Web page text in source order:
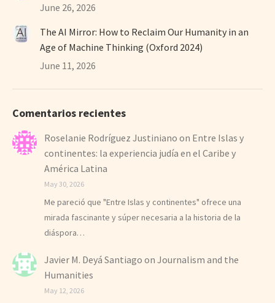
June 26, 2026
The AI Mirror: How to Reclaim Our Humanity in an
Age of Machine Thinking (Oxford 2024)
June 11, 2026
Comentarios recientes
Roselanie Rodríguez Justiniano on Entre Islas y
continentes: la experiencia judía en el Caribe y
América Latina
May 30, 2026
Me pareció que "Entre Islas y continentes" ofrece una
mirada fascinante y súper necesaria a la historia de la
diáspora…
Javier M. Deyá Santiago on Journalism and the
Humanities
May 12, 2026